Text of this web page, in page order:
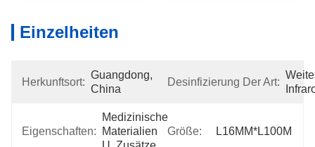
Einzelheiten
Herkunftsort:
Guangdong,
China
Desinfizierung Der Art:
Eigenschaften:
Medizinische
Materialien
Größe: L16MM*L100M